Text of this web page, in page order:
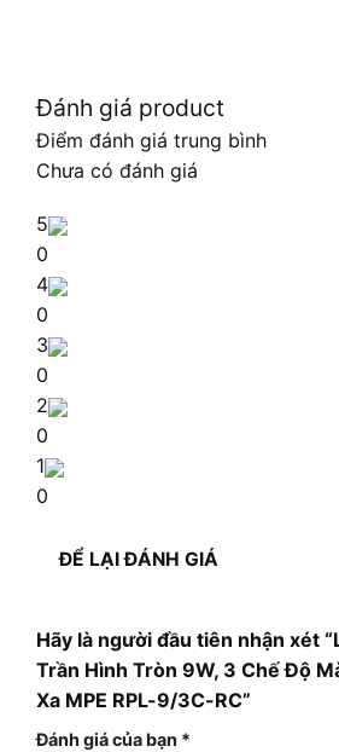
Đánh giá product
Điểm đánh giá trung bình
Chưa có đánh giá
5
0
4
0
3
0
2
0
1
0
ĐỂ LẠI ĐÁNH GIÁ
Hãy là người đầu tiên nhận xét
Trần Hình Tròn 9W, 3 Chế Độ
Xa MPE RPL-9/3C-RC”
Đánh giá của bạn *